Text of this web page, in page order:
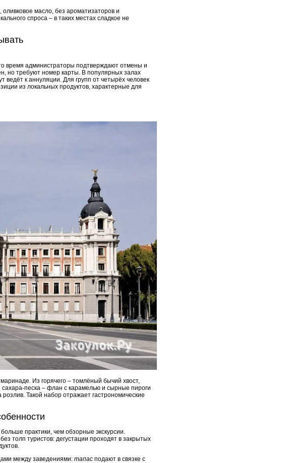
оливковое масло, без ароматизаторов и
спроса – в таких местах сладкое не
время администраторы подтверждают отмены и
но требуют номер карты. В популярных залах
ведёт к аннуляции. Для групп от четырёх человек
из локальных продуктов, характерные для
Из горячего – томлёный бычий хвост,
песка – флан с карамелью и сырные пироги
Такой набор отражает гастрономические
практики, чем обзорные экскурсии.
толп туристов: дегустации проходят в закрытых
между заведениями: тапас подают в связке с